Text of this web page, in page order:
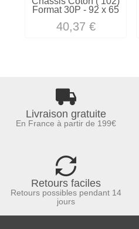
Format 30P - 92 x 65
40,37 €
Livraison gratuite
En France à partir de 199€
Retours faciles
Retours possibles pendant 14
jours